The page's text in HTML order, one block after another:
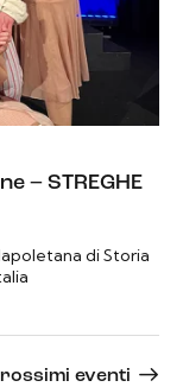
– STREGHE
di Storia
eventi